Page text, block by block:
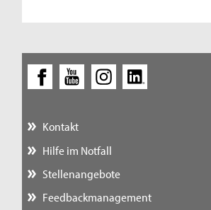
Kontakt
Hilfe im Notfall
Stellenangebote
Feedbackmanagement